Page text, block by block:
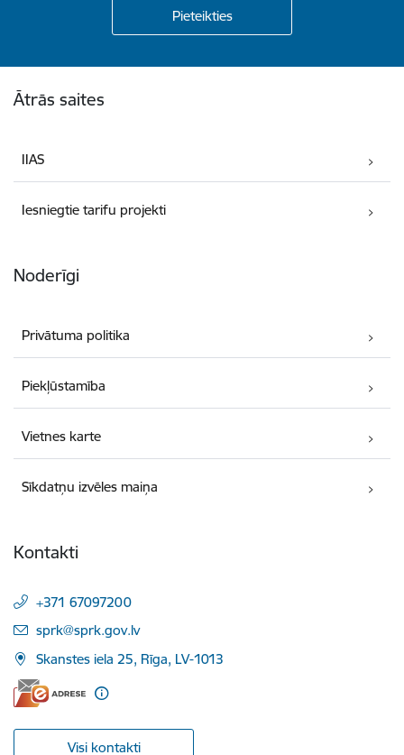
Ātrās saites
IIAS
Iesniegtie tarifu projekti
Noderīgi
Privātuma politika
Piekļūstamība
Vietnes karte
Sīkdatņu izvēles maiņa
Kontakti
+371 67097200
E-pasts:
sprk@sprk.gov.lv
Skanstes iela 25, Rīga, LV-1013
Visi kontakti